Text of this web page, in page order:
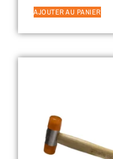
AJOUTER AU PANIER